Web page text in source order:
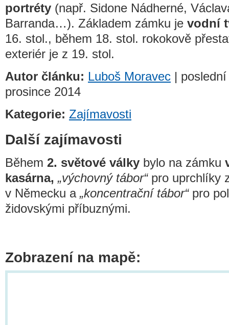
portréty (např. Sidone Nádherné,
Barranda…). Základem zámku je vodní
16. stol., během 18. stol. rokokově
exteriér je z 19. stol.
Autor článku: Luboš Moravec |
prosince 2014
Kategorie: Zajímavosti
Další zajímavosti
Během 2. světové války bylo na zámku
kasárna, „výchovný tábor“pro uprchlíky
v Německu a „koncentrační tábor“pro
židovskými příbuznými.
Zobrazení na mapě: